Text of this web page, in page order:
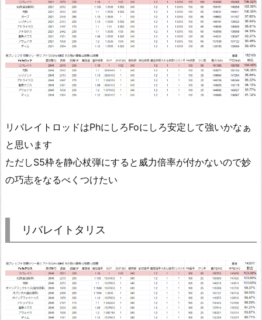
リバレイトロッドはPhにしろFoにしろ安定して強いかなぁ
と思います
ただしS5枠を静心杖弾にすると威力倍率が付かないので妙
の巧志をなるべくつけたい
リバレイトタリス